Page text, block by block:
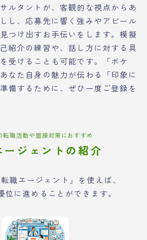
ルタントが、客観的な視点からあ
し、応募先に響く強みやアピール
つけ出すお手伝いをします。模擬
紹介の練習や、話し方に対する具
受けることも可能です。「ボケ
なた自身の魅力が伝わる「印象に
備するために、ぜひ一度ご登録を
転職活動や面接対策におすすめ
ージェントの紹介
転職エージェント」を使えば、
位に進めることができます。